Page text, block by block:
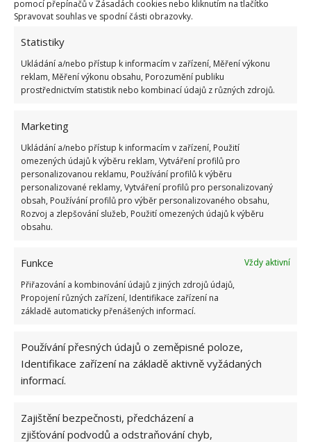
pomocí přepínačů v Zásadách cookies nebo kliknutím na tlačítko
Spravovat souhlas ve spodní části obrazovky.
Statistiky
Ukládání a/nebo přístup k informacím v zařízení, Měření výkonu
reklam, Měření výkonu obsahu, Porozumění publiku
prostřednictvím statistik nebo kombinací údajů z různých zdrojů.
Marketing
Ukládání a/nebo přístup k informacím v zařízení, Použití
omezených údajů k výběru reklam, Vytváření profilů pro
personalizovanou reklamu, Používání profilů k výběru
personalizované reklamy, Vytváření profilů pro personalizovaný
obsah, Používání profilů pro výběr personalizovaného obsahu,
Rozvoj a zlepšování služeb, Použití omezených údajů k výběru
obsahu.
Funkce
Vždy aktivní
Přiřazování a kombinování údajů z jiných zdrojů údajů,
Propojení různých zařízení, Identifikace zařízení na
základě automaticky přenášených informací.
Používání přesných údajů o zeměpisné poloze,
Identifikace zařízení na základě aktivně vyžádaných
informací.
Zajištění bezpečnosti, předcházení a
zjišťování podvodů a odstraňování chyb,
Zdroj:Checkraka